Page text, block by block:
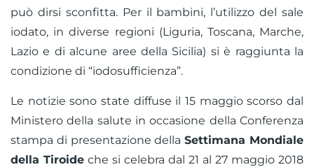
può dirsi sconfitta. Per il bambini, l’utilizzo del sale
iodato, in diverse regioni (Liguria, Toscana, Marche,
Lazio e di alcune aree della Sicilia) si è raggiunta la
condizione di “iodosufficienza”.
Le notizie sono state diffuse il 15 maggio scorso dal
Ministero della salute in occasione della Conferenza
stampa di presentazione dellaSettimana Mondiale
della Tiroide che si celebra dal 21 al 27 maggio 2018